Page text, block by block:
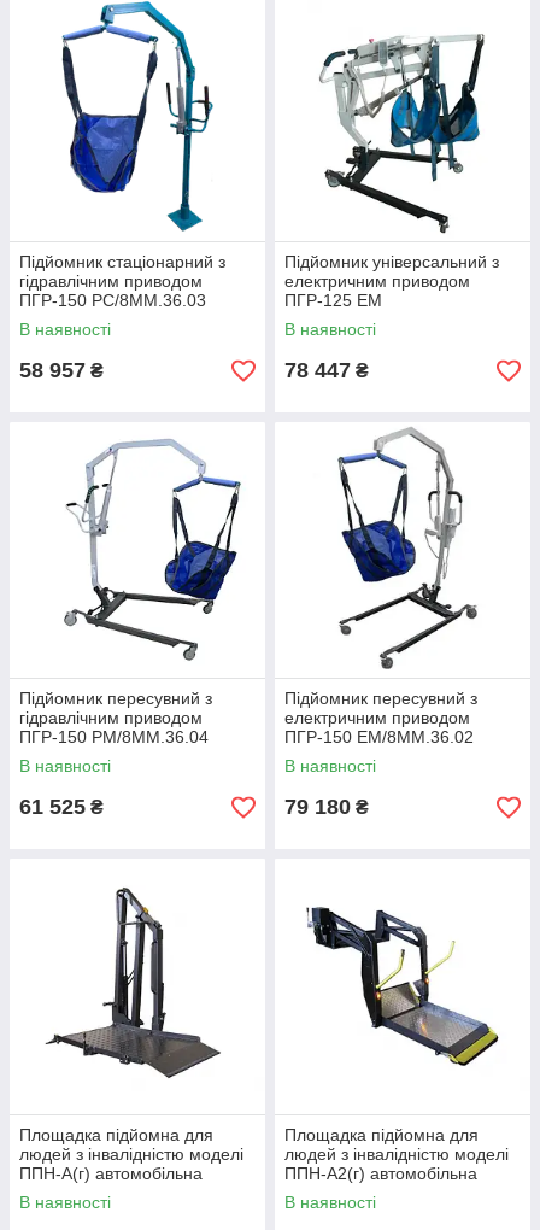
Підйомник стаціонарний з
гідравлічним приводом
ПГР-150 РС/8ММ.36.03
В наявності
58 957 ₴
Підйомник універсальний з
електричним приводом
ПГР-125 ЕМ
В наявності
78 447 ₴
Підйомник пересувний з
гідравлічним приводом
ПГР-150 РМ/8ММ.36.04
В наявності
61 525 ₴
Підйомник пересувний з
електричним приводом
ПГР-150 ЕМ/8ММ.36.02
В наявності
79 180 ₴
Площадка підйомна для
людей з інвалідністю моделі
ППН-А(г) автомобільна
В наявності
Площадка підйомна для
людей з інвалідністю моделі
ППН-А2(г) автомобільна
В наявності